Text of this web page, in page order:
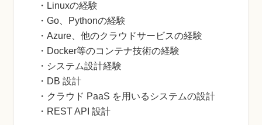
・Linuxの経験
・Go、Pythonの経験
・Azure、他のクラウドサービスの経験
・Docker等のコンテナ技術の経験
・システム設計経験
・DB 設計
・クラウド PaaS を用いるシステムの設計
・REST API 設計